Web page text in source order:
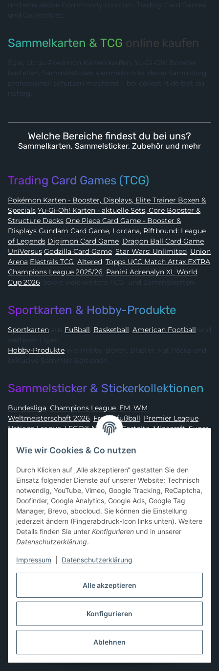
und eine aktive Community rund um Trading Card Games
und Collectibles.
Sammelkarten & TCG online kaufen
Egal, ob du Pokémon Karten kaufen, Yu-Gi-Oh! Booster
bestellen, Sammelsticker sammeln oder deine Sammlung
professionell schützen möchtest – bei collect-it.de bist du
richtig.
Welche Bereiche findest du bei uns?
Sammelkarten, Sammelsticker, Zubehör und mehr
Trading Card Games (TCG)
Pokémon Karten - Booster, Displays, Elite Trainer Boxen &
Specials Yu-Gi-Oh! Karten - aktuelle Sets, Core Booster &
Structure Decks One Piece Card Game - Booster &
Displays Gundam Card Game, Lorcana, Riftbound: League
of Legends
Digimon Card Game, Dragon Ball Card Game,
UniVersus
Godzilla Card Game, Star Wars: Unlimited, Union
Arena
Elestrals TCG, Altered, Topps UCC Match Attax EXTRA
Champions League 2025/26, Panini Adrenalyn XL World
Cup 2026, sowie viele weitere TCG- und Sammelkarten
Sportkarten & Hobby-Produkte
Sportkarten aus Fußball, Basketball, American Football und
weiteren Ligen
Hobby-Produkte
exklusive Sammler-Editionen
Sammelsticker & Stickerkollektionen
Bundesliga, Champions League, EM, WM,
Weltmeisterschaft 2026, Frauenfußball, Premier League,
Nations League, LEGO® Ninjago Fortnite,Minecraft,Super
Asterix
Sammelkarten-Zubehör &
Schutzprodukte
Card Sleeves, Penny Sleeves, Premium Sleeves,Toploader
Magnetic Holder, Sammelalben / Binder / Pocket Pages
Deckboxen ,Playmats undAufbewahrungslösungen
Vertrag widerrufen
* Alle Preise inkl. gesetzlicher USt., zzgl.Versand
** Differenzbesteuerung gemäß § 25a UStG,
Alle akzeptieren
Konfigurieren
Ablehnen
Wie wir Cookies & Co nutzen
Durch Klicken auf „Alle akzeptieren“ gestatten Sie den
Einsatz folgender Dienste auf unserer Website: Technisch
notwendig, YouTube, Vimeo, Google Tracking, ReCaptcha,
Doofinder, Google Analytics, Google Ads, Google Tag
Manager, Brevo, abocloud. Sie können die Einstellung
jederzeit ändern (Fingerabdruck-Icon links unten). Weitere
Details finden Sie unter Konfigurieren und in unserer
Datenschutzerklärung.
Impressum Datenschutzerklärung